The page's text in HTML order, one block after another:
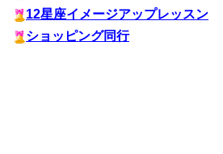
12星座イメージアップレッスン
ショッピング同行